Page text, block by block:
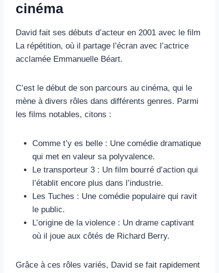
cinéma
David fait ses débuts d’acteur en 2001 avec le film
La répétition, où il partage l’écran avec l’actrice
acclamée Emmanuelle Béart.
C’est le début de son parcours au cinéma, qui le
mène à divers rôles dans différents genres. Parmi
les films notables, citons :
Comme t’y es belle : Une comédie dramatique
qui met en valeur sa polyvalence.
Le transporteur 3 : Un film bourré d’action qui
l’établit encore plus dans l’industrie.
Les Tuches : Une comédie populaire qui ravit
le public.
L’origine de la violence : Un drame captivant
où il joue aux côtés de Richard Berry.
Grâce à ces rôles variés, David se fait rapidement